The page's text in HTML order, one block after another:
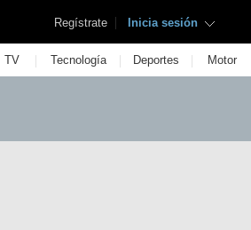
Regístrate | Inicia sesión
TV | Tecnología | Deportes | Motor